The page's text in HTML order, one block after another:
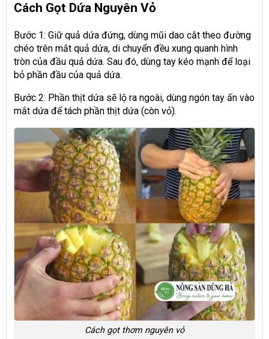
Cách Gọt Dứa Nguyên Vỏ
Bước 1: Giữ quả dứa đứng, dùng mũi dao cắt theo đường
chéo trên mắt quả dứa, di chuyển đều xung quanh hình
tròn của đầu quả dứa. Sau đó, dùng tay kéo mạnh để loại
bỏ phần đầu của quả dứa.
Bước 2: Phần thịt dứa sẽ lộ ra ngoài, dùng ngón tay ấn vào
mắt dứa để tách phần thịt dứa (còn vỏ).
Cách gọt thơm nguyên vỏ